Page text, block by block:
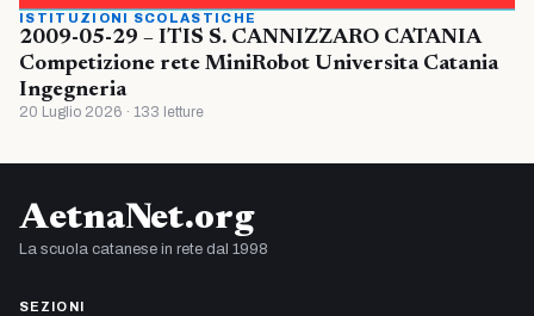
ISTITUZIONI SCOLASTICHE
2009-05-29 – ITIS S. CANNIZZARO CATANIA
Competizione rete MiniRobot Universita Catania
Ingegneria
20 Luglio 2026 · 133 letture
AetnaNet.org
La scuola catanese in rete dal 1998
SEZIONI